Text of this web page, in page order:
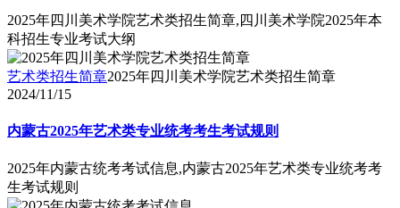
2025年四川美术学院艺术类招生简章,四川美术学院2025年本
科招生专业考试大纲
艺术类招生简章2025年四川美术学院艺术类招生简章
2024/11/15
内蒙古2025年艺术类专业统考考生考试规则
2025年内蒙古统考考试信息,内蒙古2025年艺术类专业统考考
生考试规则